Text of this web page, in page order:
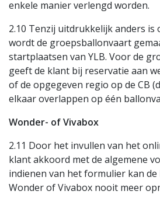
enkele manier verlengd worden.
2.10 Tenzij uitdrukkelijk anders is
wordt de groepsballonvaart
startplaatsen van YLB. Voor de
geeft de klant bij reservatie aan
of de opgegeven regio op de CB
elkaar overlappen op één
Wonder- of Vivabox
2.11 Door het invullen van het
klant akkoord met de algemene
indienen van het formulier kan
Wonder of Vivabox nooit meer